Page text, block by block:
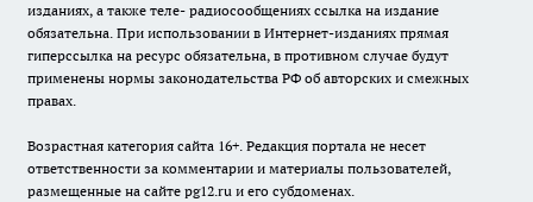
изданиях, а также теле- радиосообщениях ссылка на издание
обязательна. При использовании в Интернет-изданиях прямая
гиперссылка на ресурс обязательна, в противном случае будут
применены нормы законодательства РФ об авторских и смежных
правах.
Возрастная категория сайта 16+. Редакция портала не несет
ответственности за комментарии и материалы пользователей,
размещенные на сайте pg12.ru и его субдоменах.